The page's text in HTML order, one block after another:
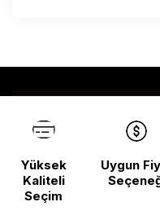
Yüksek
Kaliteli
Seçim
Uygun